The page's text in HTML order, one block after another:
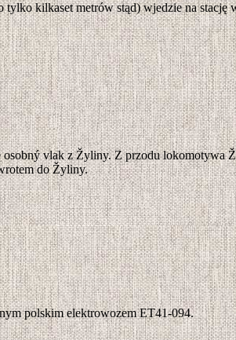
tylko kilkaset metrów stąd) wjedzie na stację
vlak z Žyliny. Z przodu lokomotywa
do Žyliny.
polskim elektrowozem ET41-094.